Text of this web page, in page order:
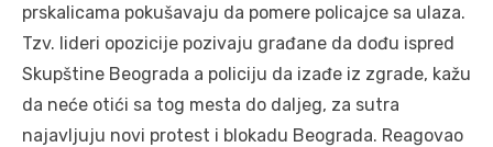
prskalicama pokušavaju da pomere policajce sa ulaza.
Tzv. lideri opozicije pozivaju građane da dođu ispred
Skupštine Beograda a policiju da izađe iz zgrade, kažu
da neće otići sa tog mesta do daljeg, za sutra
najavljuju novi protest i blokadu Beograda. Reagovao